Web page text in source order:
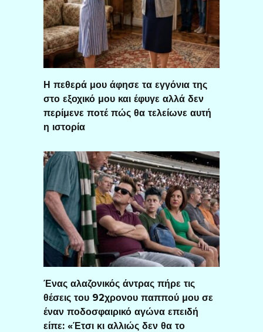
Η πεθερά μου άφησε τα εγγόνια της
στο εξοχικό μου και έφυγε αλλά δεν
περίμενε ποτέ πώς θα τελείωνε αυτή
η ιστορία
Ένας αλαζονικός άντρας πήρε τις
θέσεις του 92χρονου παππού μου σε
έναν ποδοσφαιρικό αγώνα επειδή
είπε: «Έτσι κι αλλιώς δεν θα το